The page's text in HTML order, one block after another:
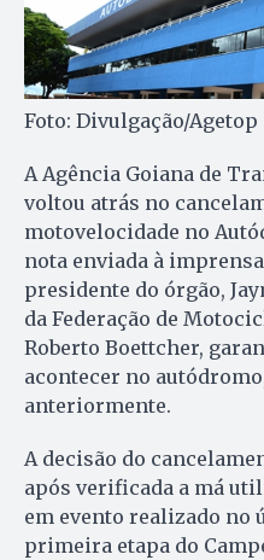
Foto: Divulgação/Agetop
A Agência Goiana de
voltou atrás no
motovelocidade no
nota enviada à
presidente do órgão,
da Federação de
Roberto Boettcher,
acontecer no
anteriormente.
A decisão do
após verificada a má
em evento realizado no
primeira etapa do